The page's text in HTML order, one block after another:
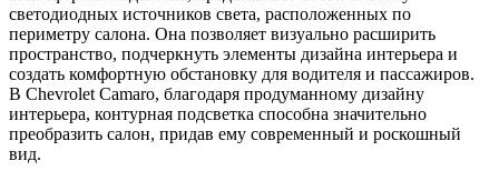
светодиодных источников света, расположенных по
периметру салона. Она позволяет визуально расширить
пространство, подчеркнуть элементы дизайна интерьера и
создать комфортную обстановку для водителя и пассажиров.
В Chevrolet Camaro, благодаря продуманному дизайну
интерьера, контурная подсветка способна значительно
преобразить салон, придав ему современный и роскошный
вид.